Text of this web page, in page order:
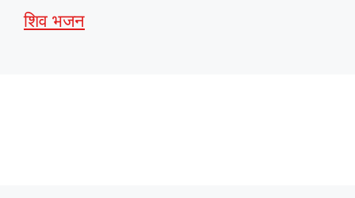
शिव भजन